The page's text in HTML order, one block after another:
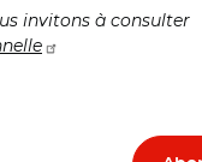
invitons à consulter